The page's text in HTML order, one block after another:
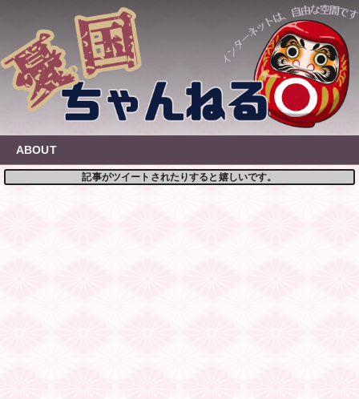
content
ABOUT
記事がツイートされたりすると嬉しいです。